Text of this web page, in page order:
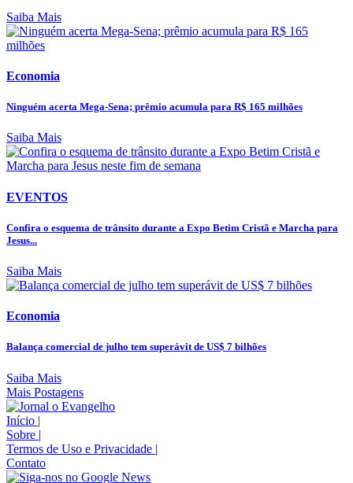
Saiba Mais
Economia
Ninguém acerta Mega-Sena; prêmio acumula para R$ 165 milhões
Saiba Mais
EVENTOS
Confira o esquema de trânsito durante a Expo Betim Cristã e Marcha para
Jesus...
Saiba Mais
Economia
Balança comercial de julho tem superávit de US$ 7 bilhões
Saiba Mais
Mais Postagens
Início |
Sobre |
Termos de Uso e Privacidade |
Contato